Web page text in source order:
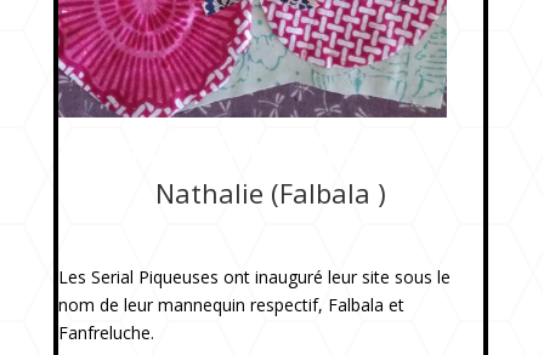
Nathalie (Falbala )
Les Serial Piqueuses ont inauguré leur site sous le
nom de leur mannequin respectif, Falbala et
Fanfreluche.